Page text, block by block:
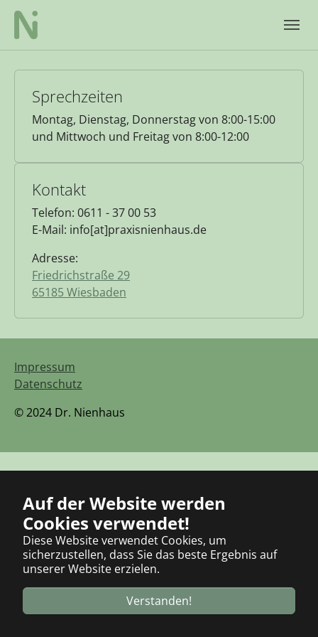
Auf der Website werden
Cookies verwendet!
Diese Website verwendet Cookies, um
sicherzustellen, dass Sie das beste Ergebnis auf
unserer Website erzielen.
Verstanden!
Skip to main navigation
Zum Hauptinhalt springen
Skip to page footer
Sprechzeiten
Montag, Dienstag, Donnerstag von 8:00-15:00
und Mittwoch und Freitag von 8:00-12:00
Kontakt
Telefon: 0611 - 37 00 53
E-Mail: info[at]praxisnienhaus.de
Adresse:
Friedrichstraße 29
65185 Wiesbaden
Impressum
Datenschutz
© 2024 Dr. Nienhaus